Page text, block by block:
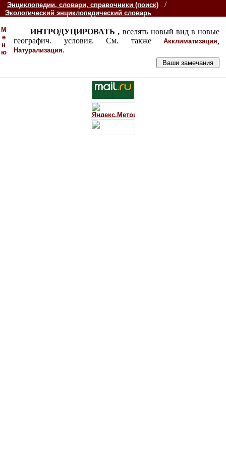
Энциклопедии, словари, справочники (поиск) /
Экологический энциклопедический словарь
М
е
н
ю
ИНТРОДУЦИРОВАТЬ , вселять новый вид в новые
географич. условия. См. также Акклиматизация
Натурализация.